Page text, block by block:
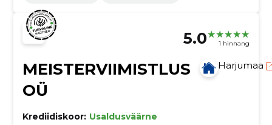
5.0 1 hinnang
MEISTERVIIMISTLUS
OÜ
Harjumaa
Krediidiskoor: Usaldusväärne